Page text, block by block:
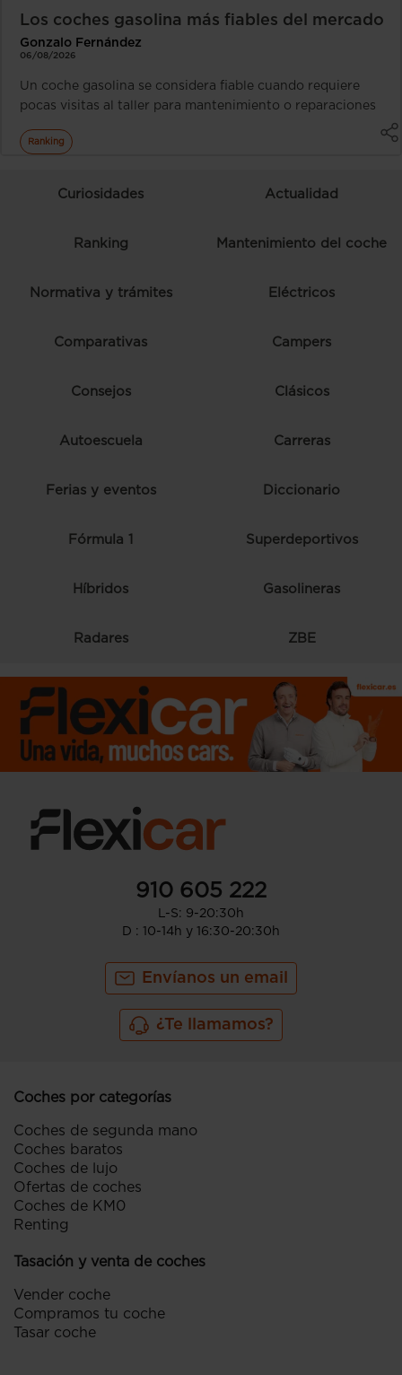
Los coches gasolina más fiables del mercado
Gonzalo Fernández
06/08/2026
Un coche gasolina se considera fiable cuando requiere
pocas visitas al taller para mantenimiento o reparaciones
Ranking
Curiosidades Actualidad
Ranking Mantenimiento del coche
Normativa y trámites Eléctricos
Comparativas Campers
Consejos Clásicos
Autoescuela Carreras
Ferias y eventos Diccionario
Fórmula 1 Superdeportivos
Híbridos Gasolineras
Radares ZBE
910 605 222
L-S: 9-20:30h
D : 10-14h y 16:30-20:30h
Envíanos un email
¿Te llamamos?
Coches por categorías
Coches de segunda mano
Coches baratos
Coches de lujo
Ofertas de coches
Coches de KM0
Renting
Tasación y venta de coches
Vender coche
Compramos tu coche
Tasar coche